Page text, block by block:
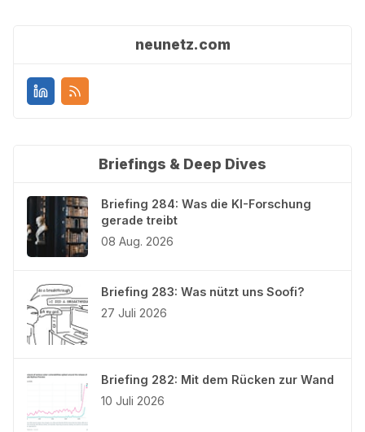
neunetz.com
Briefings & Deep Dives
Briefing 284: Was die KI-Forschung
gerade treibt
08 Aug. 2026
Briefing 283: Was nützt uns Soofi?
27 Juli 2026
Briefing 282: Mit dem Rücken zur Wand
10 Juli 2026